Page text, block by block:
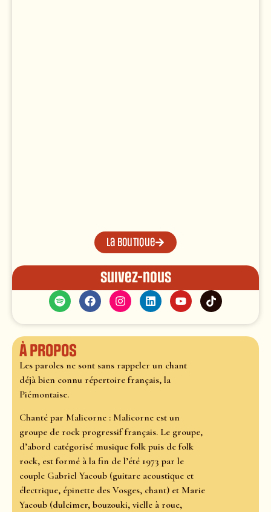
La boutique
Suivez-nous
À propos
Les paroles ne sont sans rappeler un chant
déjà bien connu répertoire français, la
Piémontaise.
Chanté par Malicorne : Malicorne est un
groupe de rock progressif français. Le groupe,
d’abord catégorisé musique folk puis de folk
rock, est formé à la fin de l’été 1973 par le
couple Gabriel Yacoub (guitare acoustique et
électrique, épinette des Vosges, chant) et Marie
Yacoub (dulcimer, bouzouki, vielle à roue,